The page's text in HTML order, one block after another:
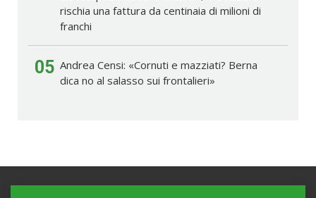
rischia una fattura da centinaia di milioni di
franchi
05 Andrea Censi: «Cornuti e mazziati? Berna
dica no al salasso sui frontalieri»